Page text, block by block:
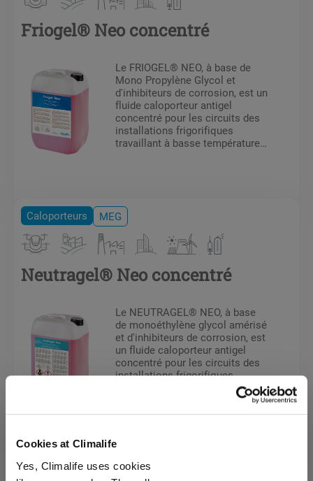
Cookies at Climalife
Yes, Climalife uses cookies
Friogel® Neo concentré
Le FRIOGEL® NEO, à base de
Mono Propylène Glycol et
d'inhibiteurs de corrosion, est un
fluide caloporteur antigel
concentré pour les circuits des
installations frigorifiques
travaillant à basse température,
Caloporteurs MEG
Neutragel® Neo concentré
Le NEUTRAGEL® NEO, à base
de monoéthylène glycol amérisé
et d'inhibiteurs de corrosion, est
un fluide caloporteur antigel
concentré pour les circuits des
installations frigorifiques
travaillant à basse température
conditionnement d’air. Son
avec échangeur simple échange.
Caloporteurs Bio-sourcé